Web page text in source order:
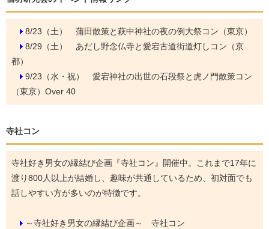
8/23（土） 蒲田散策と萩中神社の夜の例大祭コン（東京）
8/29（土） あだし野念仏寺と愛宕古道街道灯しコン（京
都）
9/23（水・祝） 愛宕神社の出世の石段祭と虎ノ門散策コン
（東京）Over 40
寺社コン
寺社好き男女の縁結び企画『寺社コン』開催中。これまで17年に
渡り800人以上が結婚し、趣味が共通しているため、初対面でも
話しやすい方が多いのが特徴です。
～寺社好き男女の縁結び企画～ 寺社コン